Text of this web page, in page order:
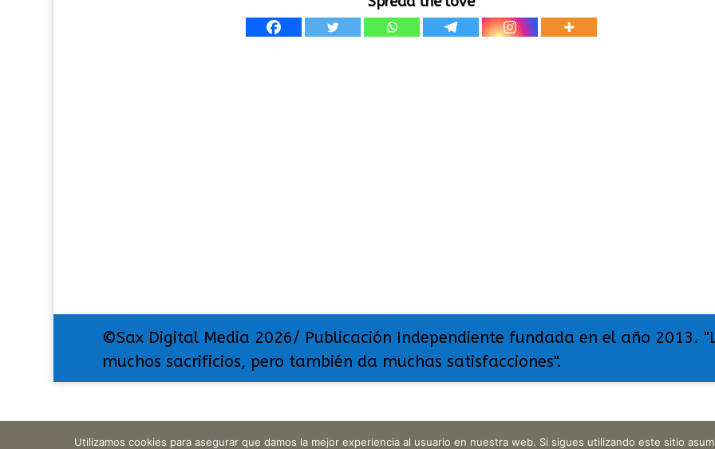
©Sax Digital Media 2026/ Publicación Independiente fundada en el año 2013.
muchos sacrificios, pero también da muchas satisfacciones".
Utilizamos cookies para asegurar que damos la mejor experiencia al usuario en nuestra web. Si sigues utilizando este sitio